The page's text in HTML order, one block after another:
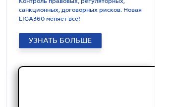
санкционных, договорных рисков. Новая
LIGA360 меняет все!
УЗНАТЬ БОЛЬШЕ